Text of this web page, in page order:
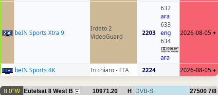
beIN Sports Xtra 9
Irdeto 2
VideoGuard
2203
632
ara
633
eng
634
ara
2026-08-05+
beIN Sports 4K In chiaro - FTA 2224 2026-08-05+
8.0°W Eutelsat 8 West B 10971.20 H DVB-S 27500 7/8